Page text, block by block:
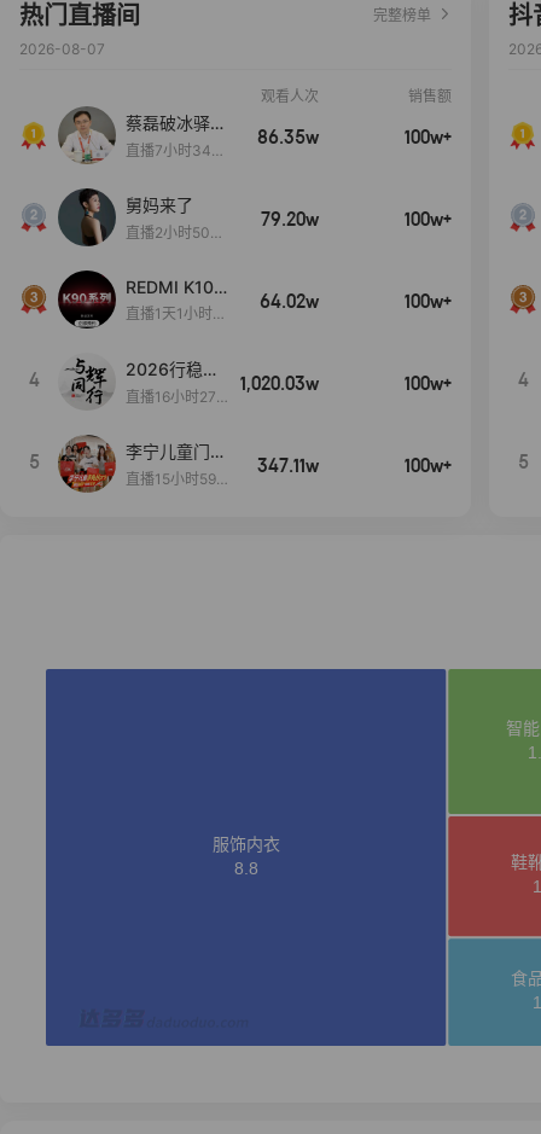
热门直播间
完整榜单
2026-08-07
观看人次 销售额
蔡磊破冰驿站
直播间好物分
直播7小时34分
86.35w 100w+
舅妈来了
直播2小时50分
79.20w 100w+
REDMI K100
Pro系列新品
启！
直播1天1小时9
64.02w 100w+
4
2026行稳致
远
直播16小时27
1,020.03w 100w+
5
李宁儿童门店
爆款赤兔8pr
直播15小时59
347.11w 100w+
抖
4
5